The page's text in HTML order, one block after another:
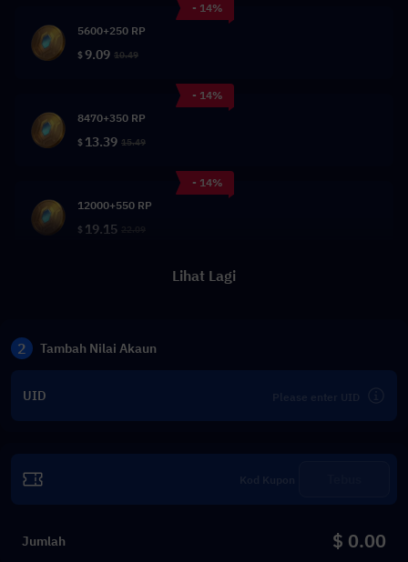
- 14%
5600+250 RP
$9.09 10.49
- 14%
8470+350 RP
$ 13.39 15.49
- 14%
12000+550 RP
$ 19.15
Lihat Lagi
2 Tambah Nilai Akaun
UID
Jumlah $ 0.00